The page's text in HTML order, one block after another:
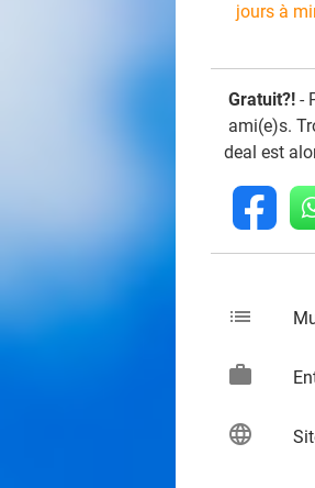
jours à
Gratuit?! -
ami(e)s.
deal est
fb
list
work
language